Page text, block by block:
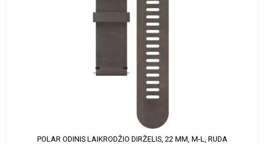
POLAR ODINIS LAIKRODŽIO DIRŽELIS, 22 MM, M-L, RUDA